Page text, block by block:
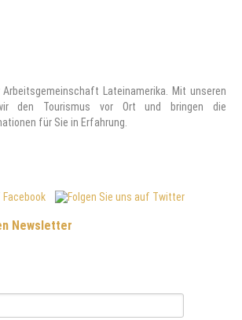
Lateinamerika. Mit unseren
den Tourismus vor Ort und bringen die
für Sie in Erfahrung.
Newsletter